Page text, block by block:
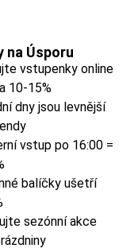
na Úsporu
vstupenky online
10-15%
dny jsou levnější
vstup po 16:00 =
balíčky ušetří
sezónní akce